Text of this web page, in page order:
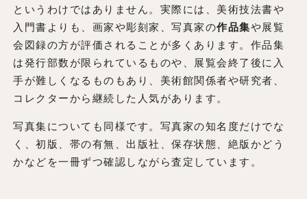
というわけではありません。実際には、美術技法書や
入門書よりも、画家や彫刻家、写真家の作品集や展覧
会図録の方が評価されることが多くあります。作品集
は発行部数が限られているものや、展覧会終了後に入
手が難しくなるものもあり、美術館関係者や研究者、
コレクターから継続した人気があります。
写真集についても同様です。写真家の知名度だけでな
く、初版、帯の有無、出版社、保存状態、絶版かどう
かなどを一冊ずつ確認しながら査定しています。